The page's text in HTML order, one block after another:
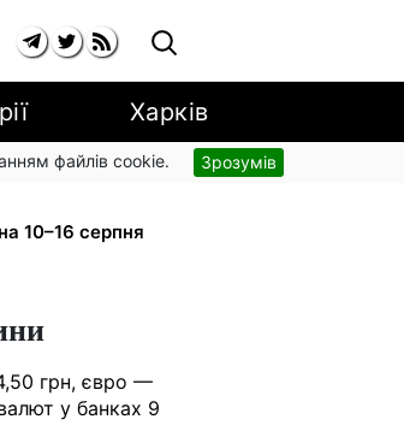
Харків
файлів cookie. Зрозумів
пояснив
10–16 серпня
грн, євро —
у банках 9